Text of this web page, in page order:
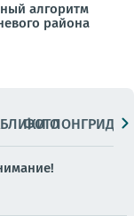
алгоритм
района
ФОТОЛОНГРИДЫ